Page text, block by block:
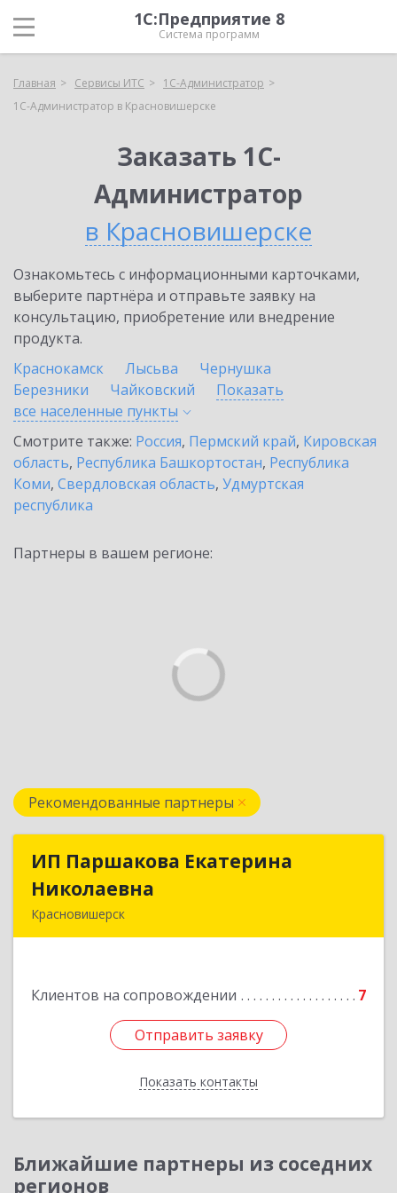
1С:Предприятие 8
Система программ
Главная Сервисы ИТС
1С-Администратор
1С-Администратор в Красновишерске
Заказать 1С-
Администратор
в Красновишерске
Ознакомьтесь с информационными карточками,
выберите партнёра и отправьте заявку на
консультацию, приобретение или внедрение
продукта.
Краснокамск
Лысьва
Чернушка
Березники
Чайковский
Показать
все населенные пункты
Смотрите также: Россия, Пермский край, Кировская
область, Республика Башкортостан, Республика
Коми, Свердловская область, Удмуртская
республика
Партнеры в вашем регионе:
Рекомендованные партнеры
ИП Паршакова Екатерина
Николаевна
Красновишерск
Клиентов на сопровождении 7
Отправить заявку
Показать контакты
ИП Паршакова Екатерина
Подробнее
Отправить заявку
Назад
Ближайшие партнеры из соседних
регионов